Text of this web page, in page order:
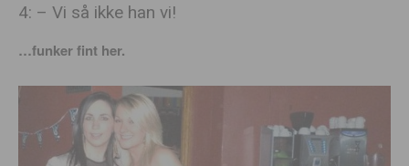
4: – Vi så ikke han vi!
…funker fint her.